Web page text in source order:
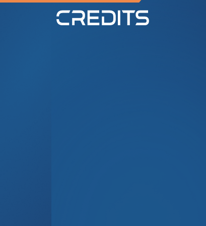
Novidades
Descubra as últimas